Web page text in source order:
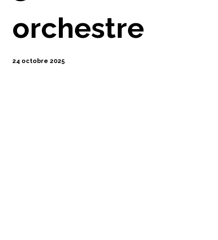
orchestre
24 octobre 2025